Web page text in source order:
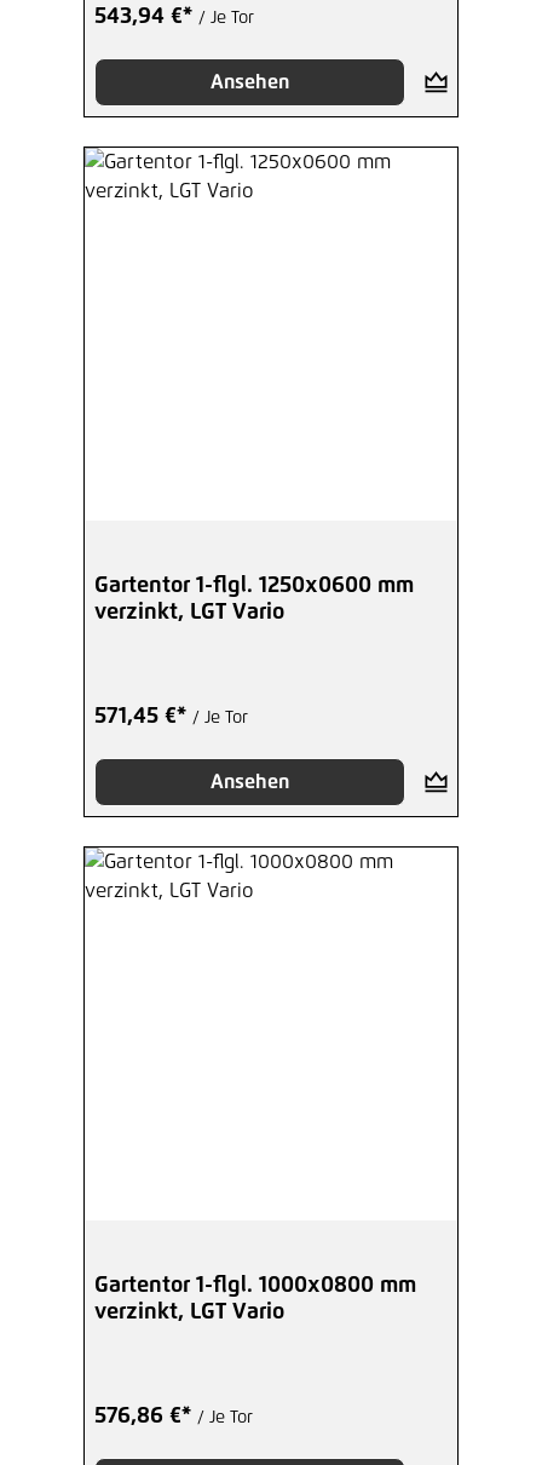
543,94 €* / Je Tor
Ansehen
Gartentor 1-flgl. 1250x0600 mm
verzinkt, LGT Vario
571,45 €* / Je Tor
Ansehen
Gartentor 1-flgl. 1000x0800 mm
verzinkt, LGT Vario
576,86 €* / Je Tor